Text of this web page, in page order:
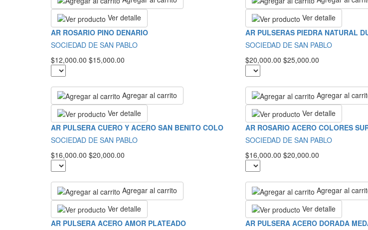
Ver detalle
AR ROSARIO PINO DENARIO
SOCIEDAD DE SAN PABLO
$12,000.00 $15,000.00
Ver detalle
AR PULSERAS PIEDRA NATURAL
SOCIEDAD DE SAN PABLO
$20,000.00 $25,000.00
Agregar al carrito
Ver detalle
AR PULSERA CUERO Y ACERO SAN BENITO COLO
SOCIEDAD DE SAN PABLO
$16,000.00 $20,000.00
Agregar al
Ver detalle
AR ROSARIO ACERO COLORES
SOCIEDAD DE SAN PABLO
$16,000.00 $20,000.00
Agregar al carrito
Ver detalle
AR PULSERA ACERO AMOR PLATEADO
Agregar al
Ver detalle
AR PULSERA ACERO DORADA